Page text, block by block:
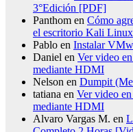
3°Edición [PDF]
Panthom en Cómo
el escritorio Kali Linux
Pablo en Instalar
Daniel en Ver video
mediante HDMI
Nelson en Dumpit
tatiana en Ver video
mediante HDMI
Alvaro Vargas M. en